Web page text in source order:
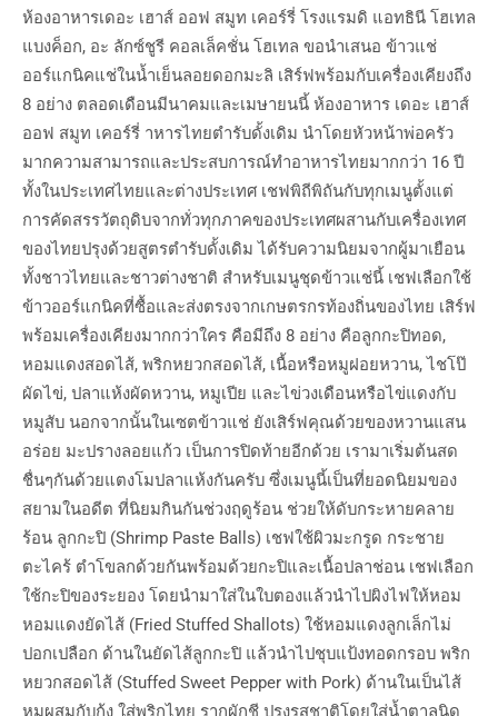
ห้องอาหารเดอะ เฮาส์ ออฟ สมูท เคอร์รี่ โรงแรมดิ แอทธินี โฮเทล
แบงค็อก, อะ ลักซ์ชูรี คอลเล็คชั่น โฮเทล ขอนำเสนอ ข้าวแช่
ออร์แกนิคแช่ในน้ำเย็นลอยดอกมะลิ เสิร์ฟพร้อมกับเครื่องเคียงถึง
8 อย่าง ตลอดเดือนมีนาคมและเมษายนนี้ ห้องอาหาร เดอะ เฮาส์
ออฟ สมูท เคอร์รี่ าหารไทยตำรับดั้งเดิม นำโดยหัวหน้าพ่อครัว
มากความสามารถและประสบการณ์ทำอาหารไทยมากกว่า 16 ปี
ทั้งในประเทศไทยและต่างประเทศ เชฟพิถีพิถันกับทุกเมนูตั้งแต่
การคัดสรรวัตถุดิบจากทั่วทุกภาคของประเทศผสานกับเครื่องเทศ
ของไทยปรุงด้วยสูตรตำรับดั้งเดิม ได้รับความนิยมจากผู้มาเยือน
ทั้งชาวไทยและชาวต่างชาติ สำหรับเมนูชุดข้าวแช่นี้ เชฟเลือกใช้
ข้าวออร์แกนิคที่ซื้อและส่งตรงจากเกษตรกรท้องถิ่นของไทย เสิร์ฟ
พร้อมเครื่องเคียงมากกว่าใคร คือมีถึง 8 อย่าง คือลูกกะปิทอด,
หอมแดงสอดไส้, พริกหยวกสอดไส้, เนื้อหรือหมูฝอยหวาน, ไชโป๊
ผัดไข่, ปลาแห้งผัดหวาน, หมูเปีย และไข่วงเดือนหรือไข่แดงกับ
หมูสับ นอกจากนั้นในเซตข้าวแช่ ยังเสิร์ฟคุณด้วยของหวานแสน
อร่อย มะปรางลอยแก้ว เป็นการปิดท้ายอีกด้วย เรามาเริ่มต้นสด
ชื่นๆกันด้วยแตงโมปลาแห้งกันครับ ซึ่งเมนูนี้เป็นที่ยอดนิยมของ
สยามในอดีต ที่นิยมกินกันช่วงฤดูร้อน ช่วยให้ดับกระหายคลาย
ร้อน ลูกกะปิ (Shrimp Paste Balls) เชฟใช้ผิวมะกรูด กระชาย
ตะไคร้ ตำโขลกด้วยกันพร้อมด้วยกะปิและเนื้อปลาช่อน เชฟเลือก
ใช้กะปิของระยอง โดยนำมาใส่ในใบตองแล้วนำไปผิงไฟให้หอม
หอมแดงยัดไส้ (Fried Stuffed Shallots) ใช้หอมแดงลูกเล็กไม่
ปอกเปลือก ด้านในยัดไส้ลูกกะปิ แล้วนำไปชุบแป้งทอดกรอบ พริก
หยวกสอดไส้ (Stuffed Sweet Pepper with Pork) ด้านในเป็นไส้
หมูผสมกับกุ้ง ใส่พริกไทย รากผักชี ปรุงรสชาติโดยใส่น้ำตาลนิด